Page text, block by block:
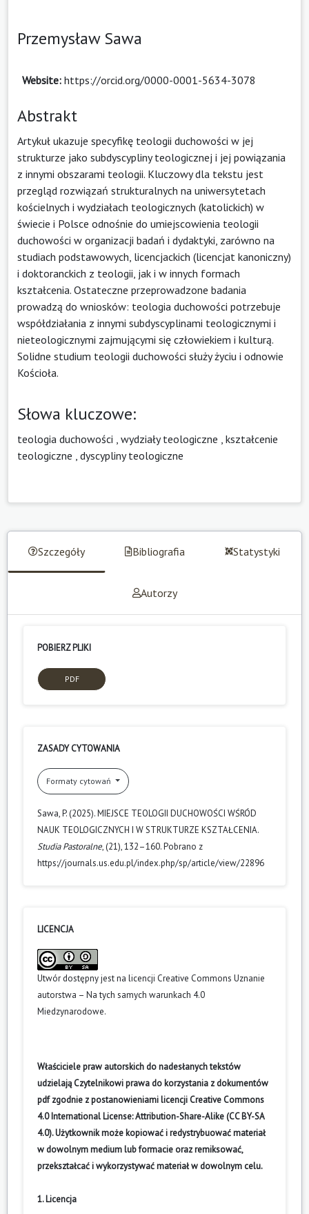
Przemysław Sawa
Website: https://orcid.org/0000-0001-5634-3078
Abstrakt
Artykuł ukazuje specyfikę teologii duchowości w jej
strukturze jako subdyscypliny teologicznej i jej powiązania
z innymi obszarami teologii. Kluczowy dla tekstu jest
przegląd rozwiązań strukturalnych na uniwersytetach
kościelnych i wydziałach teologicznych (katolickich) w
świecie i Polsce odnośnie do umiejscowienia teologii
duchowości w organizacji badań i dydaktyki, zarówno na
studiach podstawowych, licencjackich (licencjat kanoniczny)
i doktoranckich z teologii, jak i w innych formach
kształcenia. Ostateczne przeprowadzone badania
prowadzą do wniosków: teologia duchowości potrzebuje
współdziałania z innymi subdyscyplinami teologicznymi i
nieteologicznymi zajmującymi się człowiekiem i kulturą.
Solidne studium teologii duchowości służy życiu i odnowie
Kościoła.
Słowa kluczowe:
teologia duchowości wydziały teologiczne kształcenie
teologiczne dyscypliny teologiczne
Szczegóły Bibliografia Statystyki
Autorzy
POBIERZ PLIKI
PDF
ZASADY CYTOWANIA
Formaty cytowań
Sawa, P. (2025). MIEJSCE TEOLOGII DUCHOWOŚCI WŚRÓD
NAUK TEOLOGICZNYCH I W STRUKTURZE KSZTAŁCENIA.
Studia Pastoralne, (21), 132–160. Pobrano z
https://journals.us.edu.pl/index.php/sp/article/view/22896
LICENCJA
Utwór dostępny jest na licencji Creative Commons Uznanie
autorstwa – Na tych samych warunkach 4.0
Miedzynarodowe.
Właściciele praw autorskich do nadesłanych tekstów
udzielają Czytelnikowi prawa do korzystania z dokumentów
pdf zgodnie z postanowieniami licencji Creative Commons
4.0 International License: Attribution-Share-Alike (CC BY-SA
4.0). Użytkownik może kopiować i redystrybuować materiał
w dowolnym medium lub formacie oraz remiksować,
przekształcać i wykorzystywać materiał w dowolnym celu.
1. Licencja